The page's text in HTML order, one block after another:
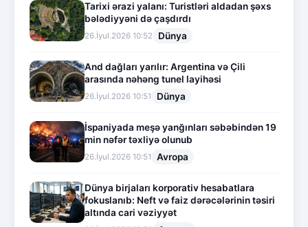
Tarixi ərazi yalanı: Turistləri aldadan şəxs
bələdiyyəni də çaşdırdı
26.İyul.2026 10:52 Dünya
And dağları yarılır: Argentina və Çili
arasında nəhəng tunel layihəsi
26.İyul.2026 10:51 Dünya
İspaniyada meşə yanğınları səbəbindən 19
min nəfər təxliyə olunub
26.İyul.2026 10:51 Avropa
Dünya birjaları korporativ hesabatlara
fokuslanıb: Neft və faiz dərəcələrinin təsiri
altında cari vəziyyət